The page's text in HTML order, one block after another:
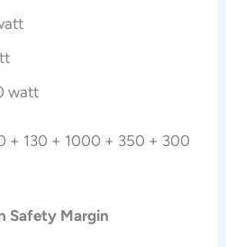
watt
+ 130 + 1000 + 350 + 300
Safety Margin